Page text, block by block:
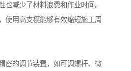
也减少了材料浪费和作业时间。
使用高支模能够有效缩短施工周
密的调节装置，如可调螺杆、微